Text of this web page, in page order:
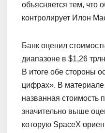
объясняется тем, что
контролирует Илон
Банк оценил
диапазоне в $1,26
В итоге обе стороны
цифрах». В материале
названная стоимость
значительно выше
которую SpaceX